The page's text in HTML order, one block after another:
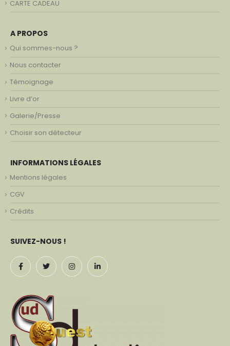
CARTE CADEAU
A PROPOS
Qui sommes-nous ?
Nous contacter
Témoignage
Livre d’or
Galerie/Presse
Choisir son détecteur
INFORMATIONS LÉGALES
Mentions légales
CGV
Crédits
SUIVEZ-NOUS !